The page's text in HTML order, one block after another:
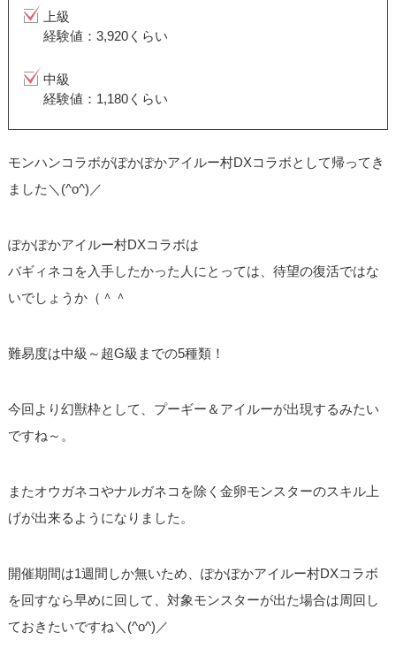
上級
経験値：3,920くらい
中級
経験値：1,180くらい
モンハンコラボがぽかぽかアイルー村DXコラボとして帰ってき
ました＼(^o^)／
ぽかぽかアイルー村DXコラボは
バギィネコを入手したかった人にとっては、待望の復活ではな
いでしょうか（＾＾
難易度は中級～超G級までの5種類！
今回より幻獣枠として、プーギー＆アイルーが出現するみたい
ですね～。
またオウガネコやナルガネコを除く金卵モンスターのスキル上
げが出来るようになりました。
開催期間は1週間しか無いため、ぽかぽかアイルー村DXコラボ
を回すなら早めに回して、対象モンスターが出た場合は周回し
ておきたいですね＼(^o^)／